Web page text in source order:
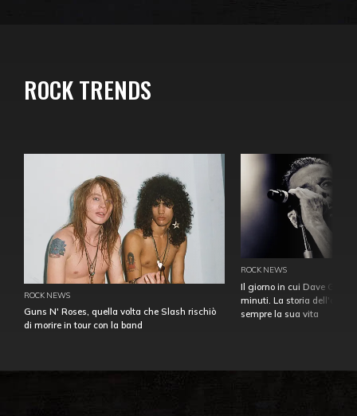
ROCK TRENDS
ROCK NEWS
Guns N' Roses, quella volta che Slash rischiò
di morire in tour con la band
ROCK NEWS
Il giorno in cui Dave
minuti. La storia
sempre la sua vita